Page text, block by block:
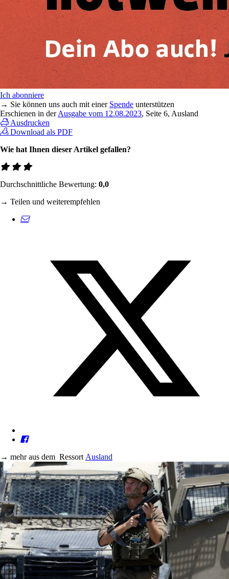
Ich abonniere
→ Sie können uns auch mit einer Spende unterstützen
Erschienen in derAusgabe vom 12.08.2023, Seite 6, Ausland
Ausdrucken
Download als PDF
Wie hat Ihnen dieser Artikel gefallen?
Durchschnittliche Bewertung: 0,0
→ Teilen und weiterempfehlen
→ mehr aus dem Ressort Ausland